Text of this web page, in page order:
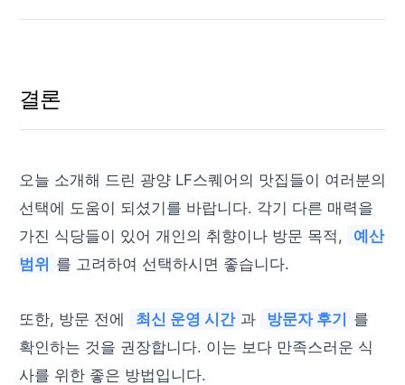
결론
오늘 소개해 드린 광양 LF스퀘어의 맛집들이 여러분의
선택에 도움이 되셨기를 바랍니다. 각기 다른 매력을
가진 식당들이 있어 개인의 취향이나 방문 목적,
예산
범위 를 고려하여 선택하시면 좋습니다.
또한, 방문 전에 최신 운영 시간 과 방문자 후기 를
확인하는 것을 권장합니다. 이는 보다 만족스러운 식
사를 위한 좋은 방법입니다.